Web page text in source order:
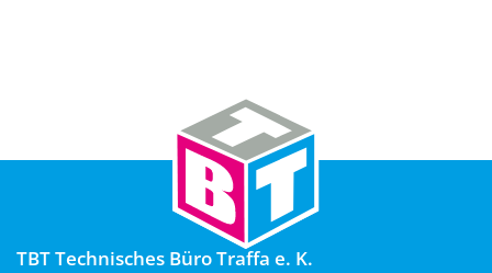
TBT Technisches Büro Traffa e. K.